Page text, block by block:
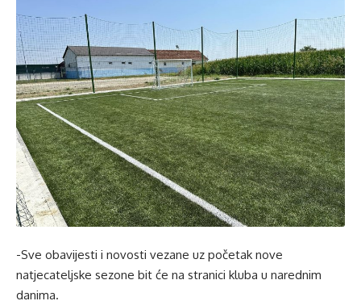
-Sve obavijesti i novosti vezane uz početak nove
natjecateljske sezone bit će na stranici kluba u narednim
danima.